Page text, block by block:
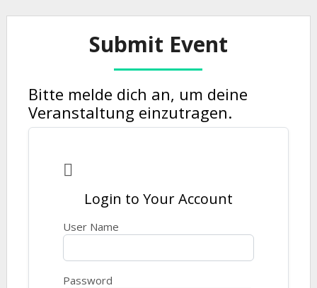
Submit Event
Bitte melde dich an, um deine
Veranstaltung einzutragen.

Login to Your Account
User Name
Password